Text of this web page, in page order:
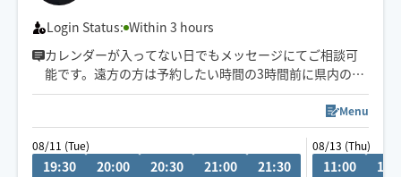
Login Status: Within 3 hours
カレンダーが入ってない日でもメッセージにてご相談可
能です。遠方の方は予約したい時間の3時間前に県内の方
は2時間前にリクエストお願いします。月によって活動エ
リアが異なりますので、あらかじめご確認の上リクエス
トをお願いいたします。
施術中にスマートフォンを閲覧はご遠慮ください。
お客様の要望を聞きながら、最善に目指します。
Menu
08/11 (Tue)
19:30 20:00 20:30 21:00 21:30
08/13 (Thu)
11:00